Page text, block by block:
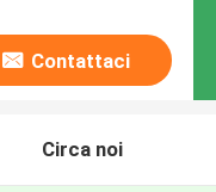
Contattaci
Circa noi